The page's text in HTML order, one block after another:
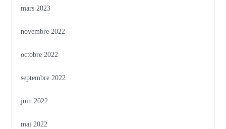
mars 2023
novembre 2022
octobre 2022
septembre 2022
juin 2022
mai 2022